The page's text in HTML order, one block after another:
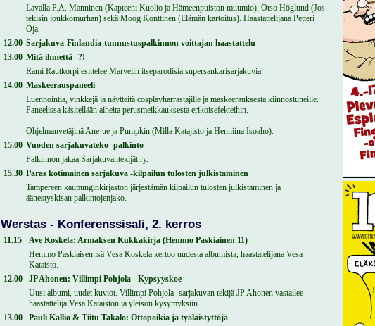
Lavalla P.A. Manninen (Kapteeni Kuolio ja Hämeenpuiston muumio), Otso Höglund (Jos
tekisin joukkomurhan) sekä Moog Konttinen (Elämän kartoitus). Haastattelijana Petteri
Oja.
12.00 Sarjakuva-Finlandia-tunnustuspalkinnon voittajan haastattelu
13.00 Mitä ihmettä--?!
Rami Rautkorpi esittelee Marvelin itseparodisia supersankarisarjakuvia.
14.00 Maskeerauspaneeli
Luennointia, vinkkejä ja näytteitä cosplayharrastajille ja maskeerauksesta kiinnostuneille.
Paneelissa käsitellään aiheita perusmeikkauksesta erikoisefekteihin.
Ohjelmanvetäjinä Ane-ue ja Pumpkin (Milla Katajisto ja Henniina Isoaho).
15.00 Vuoden sarjakuvateko -palkinto
Palkinnon jakaa Sarjakuvantekijät ry.
15.30 Paras kotimainen sarjakuva -kilpailun tulosten julkistaminen
Tampereen kaupunginkirjaston järjestämän kilpailun tulosten julkistaminen ja
äänestyskisan palkintojenjako.
Werstas - Konferenssisali, 2. kerros
11.15
Ave Koskela: Armaksen Kukkakirja (Hemmo Paskiainen 11)
Hemmo Paskiaisen isä Vesa Koskela kertoo uudesta albumista, haastatelijana Vesa
Kataisto.
12.00
JP Ahonen: Villimpi Pohjola - Kypsyyskoe
Uusi albumi, uudet kuviot. Villimpi Pohjola -sarjakuvan tekijä JP Ahonen vastailee
haastattelija Vesa Kataiston ja yleisön kysymyksiin.
13.00
Pauli Kallio & Tiitu Takalo: Ottopoikia ja työläistyttöjä